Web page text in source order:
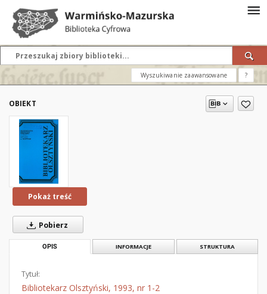
Wyszukiwanie zaawansowane ?
OBIEKT
Pokaż treść
Pobierz
OPIS INFORMACJE STRUKTURA
Tytuł:
Bibliotekarz Olsztyński, 1993, nr 1-2